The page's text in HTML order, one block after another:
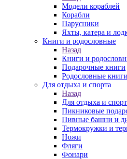
Модели кораблей
Корабли
Парусники
Яхты, катера и
Книги и родословные
Назад
Книги и
Подарочные книги
Родословные книги
Для отдыха и спорта
Назад
Для отдыха и
Пикниковые
Пивные башни и
Термокружки и
Ножи
Фляги
Фонари